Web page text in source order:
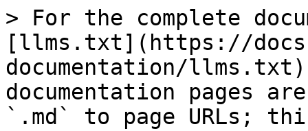
> For the complete
[llms.txt](https://
documentation/
documentation pages
`.md` to page URLs;